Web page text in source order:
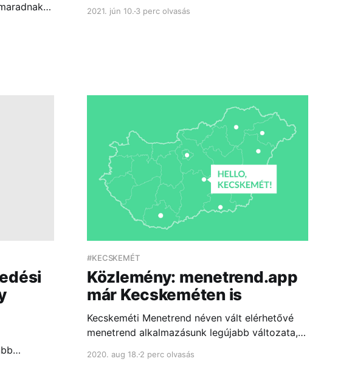
lesz
nagyváros és két kisváros helyi menetrendjeit:
2021. jún 10. 3 perc olvasás
#KECSKEMÉT
Közlemény: menetrend.app
már Kecskeméten is
Kecskeméti Menetrend néven vált elérhetővé
menetrend alkalmazásunk legújabb változata,
és ingázók számára is hasznos segítséget nyújt
2020. aug 18. 2 perc olvasás